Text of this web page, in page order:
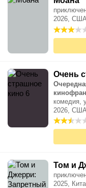
2026, США
Очень
комедия,
2026, США
Том и
2025,